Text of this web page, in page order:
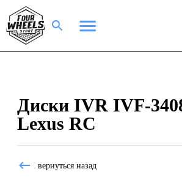
Диски IVR IVF-
Lexus RC
вернуться назад